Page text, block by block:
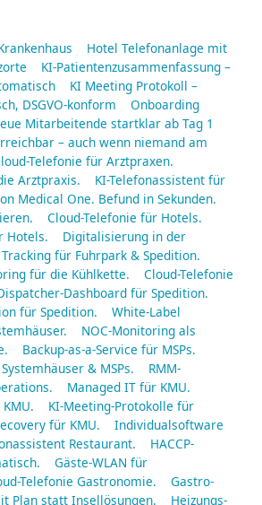
Hotel Telefonanlage mit
KI-Patientenzusammenfassung –
KI Meeting Protokoll –
DSGVO-konform
Onboarding
Mitarbeitende startklar ab Tag 1
– auch wenn niemand am
Telefonie für Arztpraxen.
Arztpraxis.
KI-Telefonassistent für
Medical One. Befund in Sekunden.
Cloud-Telefonie für Hotels.
Hotels.
Digitalisierung in der
für Fuhrpark & Spedition.
für die Kühlkette.
Cloud-Telefonie
Dashboard für Spedition.
für Spedition.
White-Label
NOC-Monitoring als
Backup-as-a-Service für MSPs.
& MSPs.
RMM-
Managed IT für KMU.
KI-Meeting-Protokolle für
für KMU.
Individualsoftware
Restaurant.
HACCP-
Gäste-WLAN für
Telefonie Gastronomie.
Gastro-
Plan statt Insellösungen.
Heizungs-